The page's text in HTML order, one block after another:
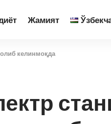
Жамият
келинмоқда